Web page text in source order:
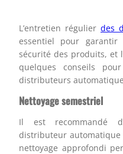
L’entretien régulier des
essentiel pour
sécurité des produits, et
quelques conseils
distributeurs
Nettoyage semestriel
Il est recommandé
distributeur automatique
nettoyage approfondi